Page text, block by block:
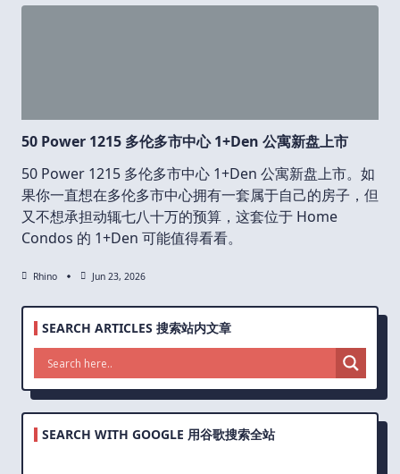
50 Power 1215 多伦多市中心 1+Den 公寓新盘上市
50 Power 1215 多伦多市中心 1+Den 公寓新盘上市。如
果你一直想在多伦多市中心拥有一套属于自己的房子，但
又不想承担动辄七八十万的预算，这套位于 Home
Condos 的 1+Den 可能值得看看。
Rhino Jun 23, 2026
SEARCH ARTICLES 搜索站内文章
SEARCH WITH GOOGLE 用谷歌搜索全站